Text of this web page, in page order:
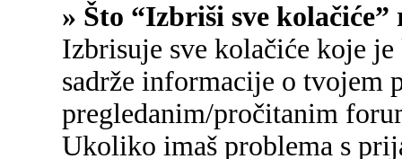
» Što “Izbriši sve kolačiće”
Izbrisuje sve kolačiće koje
sadrže informacije o tvojem
pregledanim/pročitanim
Ukoliko imaš problema s